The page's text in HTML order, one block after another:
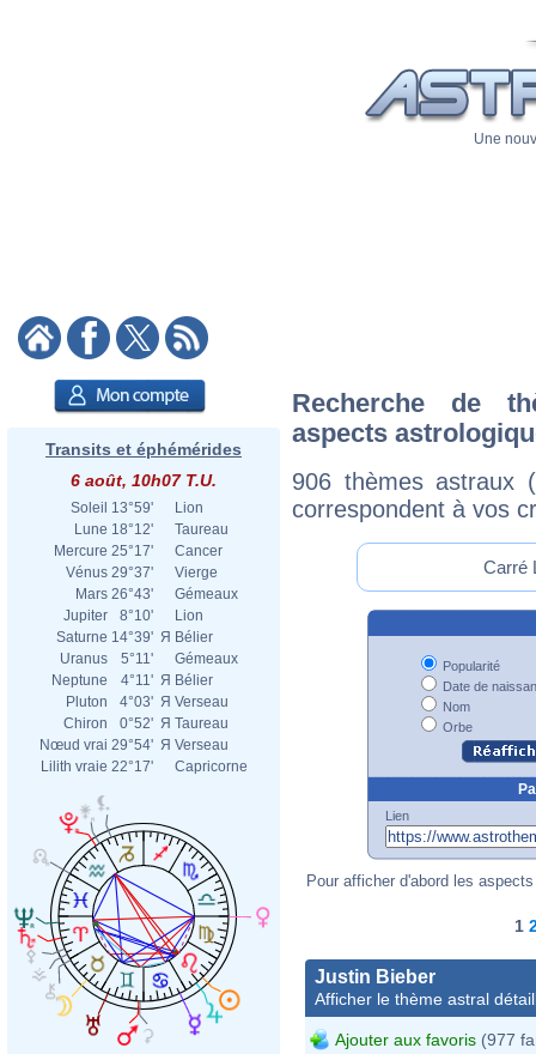
Une
Transits et éphémérides
6 août, 10h07 T.U.
Soleil 13°59'
Lion
Lune 18°12'
Taureau
Mercure 25°17'
Cancer
Vénus 29°37'
Vierge
Mars 26°43'
Gémeaux
Jupiter
8°10'
Lion
Saturne 14°39' Я Bélier
Uranus
5°11'
Gémeaux
Neptune
4°11' Я Bélier
Pluton
4°03' Я Verseau
Chiron
0°52' Я Taureau
Nœud vrai 29°54' Я Verseau
Lilith vraie 22°17' Capricorne
Recherche de
aspects
906 thèmes astraux
correspondent à vos
Carré
Popularité
Date de
Nom
Orbe
Lien
Pour afficher d'abord les
1
Justin Bieber
Afficher le thème astral
Ajouter aux favoris (977